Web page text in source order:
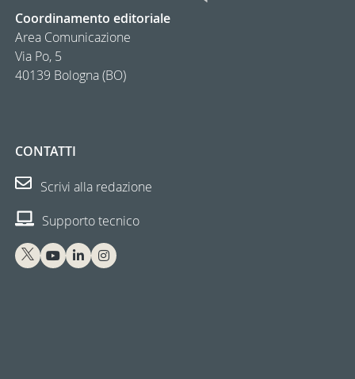
Coordinamento editoriale
Area Comunicazione
Via Po, 5
40139 Bologna (BO)
CONTATTI
Scrivi alla redazione
Supporto tecnico